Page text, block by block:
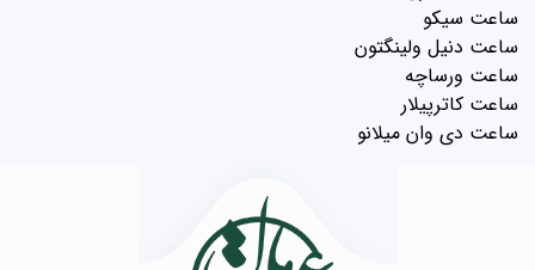
ساعت سیکو
ساعت دنیل ولینگتون
ساعت ورساچه
ساعت کاترپیلار
ساعت دی وان میلانو